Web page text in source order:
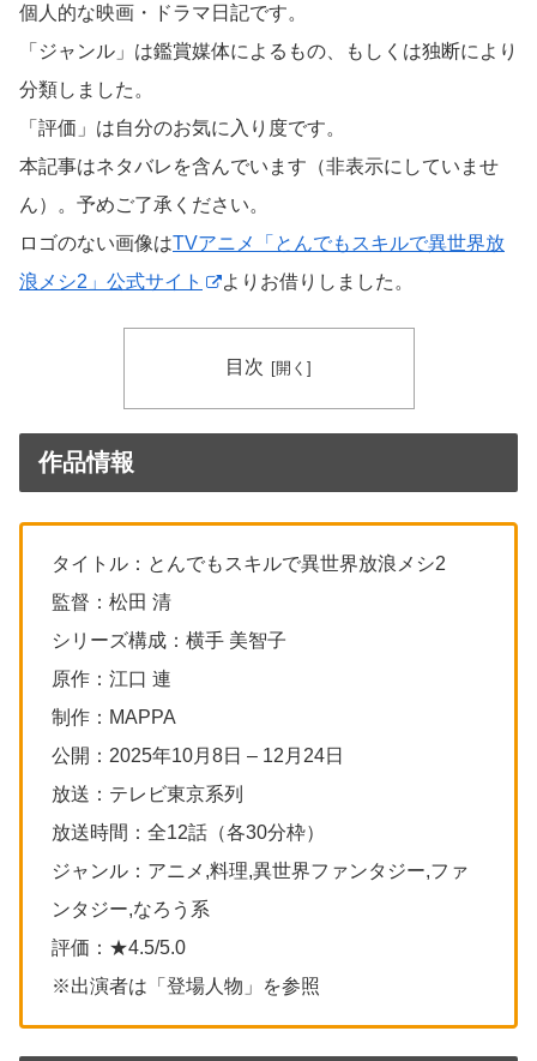
個人的な映画・ドラマ日記です。
「ジャンル」は鑑賞媒体によるもの、もしくは独断により
分類しました。
「評価」は自分のお気に入り度です。
本記事はネタバレを含んでいます（非表示にしていませ
ん）。予めご了承ください。
ロゴのない画像はTVアニメ「とんでもスキルで異世界放
浪メシ2」公式サイト
よりお借りしました。
目次
作品情報
タイトル：とんでもスキルで異世界放浪メシ2
監督：松田 清
シリーズ構成：横手 美智子
原作：江口 連
制作：MAPPA
公開：2025年10月8日 – 12月24日
放送：テレビ東京系列
放送時間：全12話（各30分枠）
ジャンル：アニメ,料理,異世界ファンタジー,ファ
ンタジー,なろう系
評価：★4.5/5.0
※出演者は「登場人物」を参照